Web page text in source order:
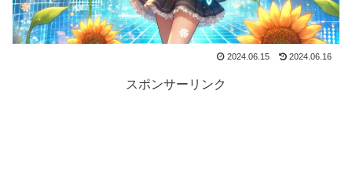
2024.06.15 2024.06.16
スポンサーリンク